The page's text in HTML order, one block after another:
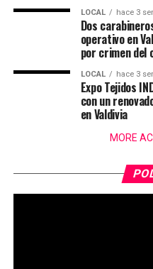
LOCAL hace 3
Dos
operativo en
por crimen del
LOCAL hace 3
Expo Tejidos
con un
en Valdivia
MORE